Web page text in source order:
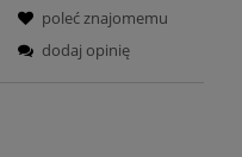
poleć znajomemu
dodaj opinię